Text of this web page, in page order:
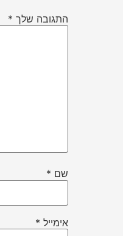
התגובה שלך *
שם *
אימייל *